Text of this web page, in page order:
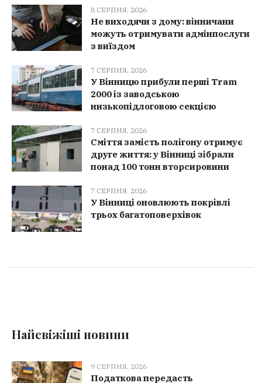
8 СЕРПНЯ, 2026
Не виходячи з дому: вінничани
можуть отримувати адмінпослуги
з виїздом
7 СЕРПНЯ, 2026
У Вінницю прибули перші Tram
2000 із заводською
низькопідлоговою секцією
7 СЕРПНЯ, 2026
Сміття замість полігону отримує
друге життя: у Вінниці зібрали
понад 100 тонн вторсировини
7 СЕРПНЯ, 2026
У Вінниці оновлюють покрівлі
трьох багатоповерхівок
Найсвіжіші новини
9 СЕРПНЯ, 2026
Податкова передасть